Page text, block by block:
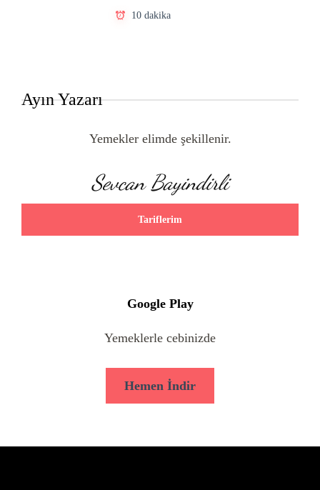
10 dakika
Ayın Yazarı
Yemekler elimde şekillenir.
Sevcan Bayindirli
Tariflerim
Google Play
Yemeklerle cebinizde
Hemen İndir